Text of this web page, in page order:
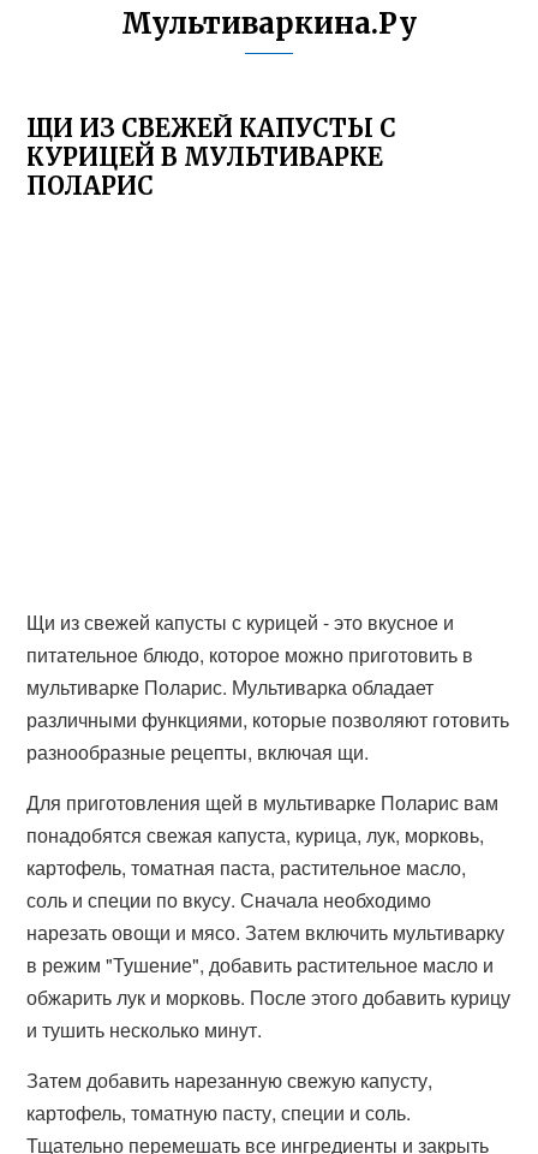
Мультиваркина.Ру
ЩИ ИЗ СВЕЖЕЙ КАПУСТЫ С
КУРИЦЕЙ В МУЛЬТИВАРКЕ
ПОЛАРИС
Щи из свежей капусты с курицей - это вкусное и
питательное блюдо, которое можно приготовить в
мультиварке Поларис. Мультиварка обладает
различными функциями, которые позволяют готовить
разнообразные рецепты, включая щи.
Для приготовления щей в мультиварке Поларис вам
понадобятся свежая капуста, курица, лук, морковь,
картофель, томатная паста, растительное масло,
соль и специи по вкусу. Сначала необходимо
нарезать овощи и мясо. Затем включить мультиварку
в режим "Тушение", добавить растительное масло и
обжарить лук и морковь. После этого добавить курицу
и тушить несколько минут.
Затем добавить нарезанную свежую капусту,
картофель, томатную пасту, специи и соль.
Тщательно перемешать все ингредиенты и закрыть